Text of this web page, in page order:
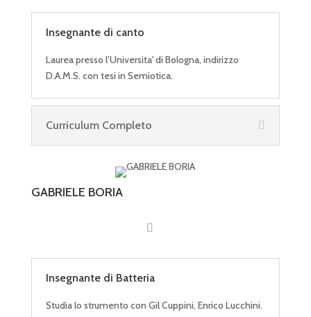
Insegnante di canto
Laurea presso l’Universita' di Bologna, indirizzo
D.A.M.S. con tesi in Semiotica.
Curriculum Completo
GABRIELE BORIA
Insegnante di Batteria
Studia lo strumento con Gil Cuppini, Enrico Lucchini.